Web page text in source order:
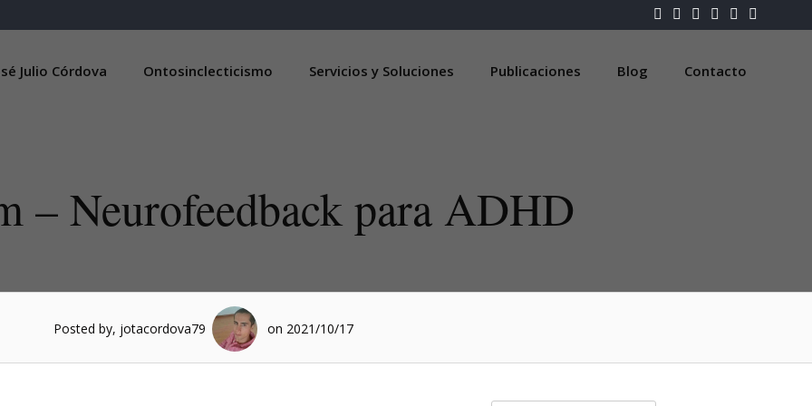
Julio Córdova Ontosinclecticismo Servicios y Soluciones Publicaciones Blog Contacto
– Neurofeedback para ADHD
Posted by, jotacordova79 on 2021/10/17